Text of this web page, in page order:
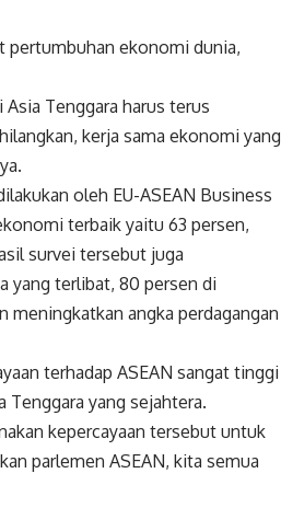
pertumbuhan ekonomi dunia,
Tenggara harus terus
kerja sama ekonomi yang
oleh EU-ASEAN Business
terbaik yaitu 63 persen,
survei tersebut juga
yang terlibat, 80 persen di
meningkatkan angka perdagangan
terhadap ASEAN sangat tinggi
Tenggara yang sejahtera.
kepercayaan tersebut untuk
parlemen ASEAN, kita semua